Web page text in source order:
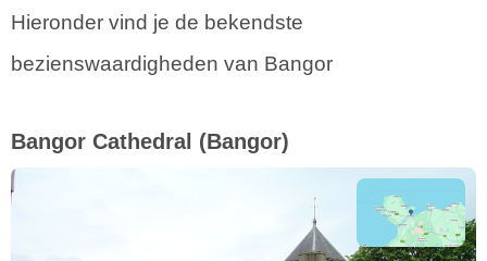
Hieronder vind je de bekendste
bezienswaardigheden van Bangor
Bangor Cathedral (Bangor)